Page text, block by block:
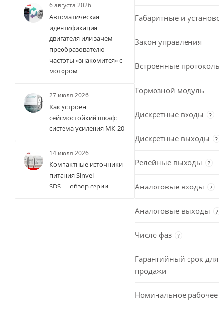
Габаритные и
Закон управления
Встроенные
Тормозной модуль
Дискретные входы ?
Дискретные выходы ?
Релейные выходы ?
Аналоговые входы ?
Аналоговые выходы ?
Число фаз ?
Гарантийный срок
продажи
Номинальное
6 августа 2026
Автоматическая
идентификация
двигателя или зачем
преобразователю
частоты «знакомится» с
мотором
27 июля 2026
Как устроен
сейсмостойкий шкаф:
система усиления МК-20
14 июля 2026
Компактные источники
питания Sinvel
SDS — обзор серии